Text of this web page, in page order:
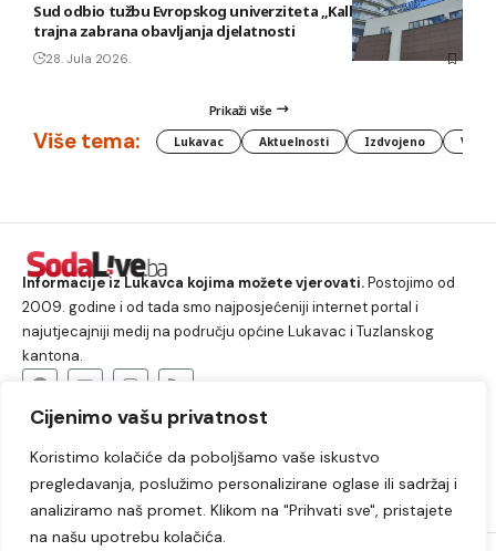
Cijenimo vašu privatnost
Koristimo kolačiće da poboljšamo vaše iskustvo
pregledavanja, poslužimo personalizirane oglase ili sadržaj i
analiziramo naš promet. Klikom na "Prihvati sve", pristajete
na našu upotrebu kolačića.
Sud odbio tužbu Evropskog univerziteta „Kallos“: Ostaje
trajna zabrana obavljanja djelatnosti
28. Jula 2026.
Prikaži više
Više tema: Lukavac Aktuelnosti Izdvojeno
Informacije iz Lukavca kojima možete vjerovati.Postojimo od
2009. godine i od tada smo najposjećeniji internet portal i
najutjecajniji medij na području općine Lukavac i Tuzlanskog
kantona.
Lukavac Društvo Crna hronika
Sport
Kultura
Kolumne Slobodno vrijeme